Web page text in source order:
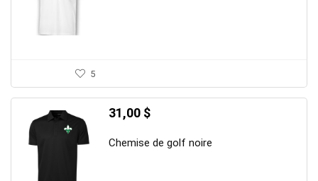
5
31,00 $
Chemise de golf noire